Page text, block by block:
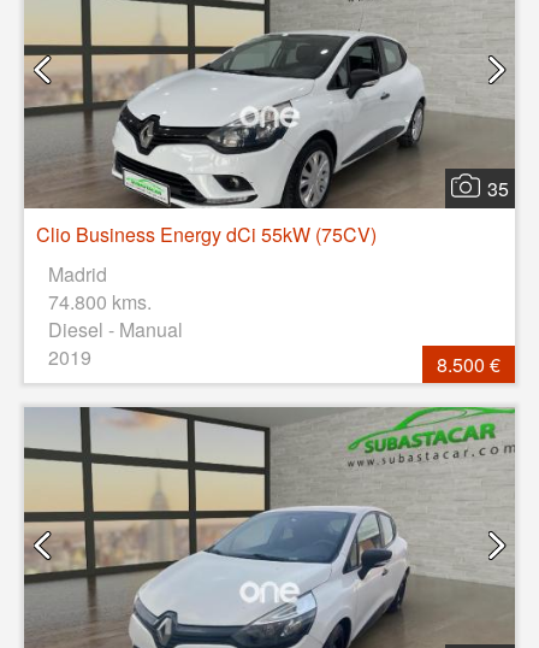
35
Clio Business Energy dCi 55kW (75CV)
Madrid
74.800 kms.
Diesel - Manual
2019
8.500 €